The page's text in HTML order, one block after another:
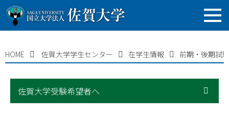
HOME 佐賀大学学生センター 在学生情報 前期・後期試
佐賀大学受験希望者へ